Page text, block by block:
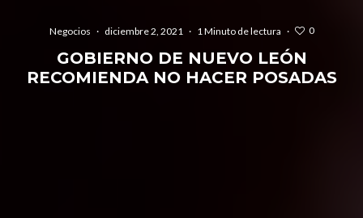
Negocios · diciembre 2, 2021 · 1 Minuto de lectura · 0
GOBIERNO DE NUEVO LEÓN
RECOMIENDA NO HACER POSADAS